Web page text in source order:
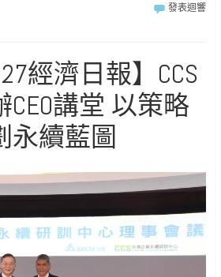
發表迴響
27經濟日報】CCS
講堂 以策略
永續藍圖